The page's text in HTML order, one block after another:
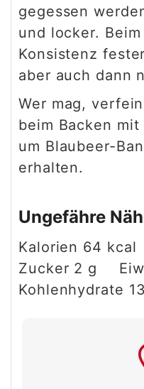
gegessen
und locker.
Konsistenz
aber auch dann
Wer mag,
beim Backen
um Blaubeer-
erhalten.
Ungefähre
Kalorien 64 kcal
Zucker 2 g
Kohlenhydrate 13